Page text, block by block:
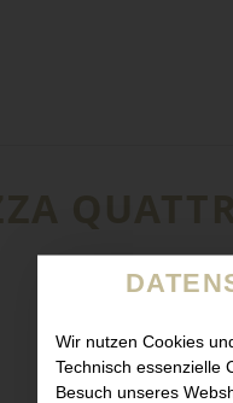
Wir nutzen Cookies
Technisch essenzielle
Besuch unseres